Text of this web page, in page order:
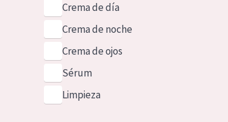
Crema de día
Crema de noche
Crema de ojos
Sérum
Limpieza